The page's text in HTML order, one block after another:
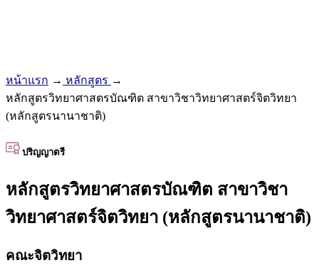
หน้าแรก → หลักสูตร →
หลักสูตรวิทยาศาสตรบัณฑิต สาขาวิชาวิทยาศาสตร์จิตวิทยา
(หลักสูตรนานาชาติ)
ปริญญาตรี
หลักสูตรวิทยาศาสตรบัณฑิต สาขาวิชา
วิทยาศาสตร์จิตวิทยา (หลักสูตรนานาชาติ)
คณะจิตวิทยา